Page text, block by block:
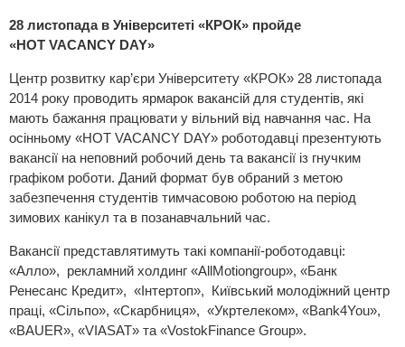
28 листопада в Університеті «КРОК» пройде
«HOT VACANCY DAY»
Центр розвитку кар’єри Університету «КРОК» 28 листопада
2014 року проводить ярмарок вакансій для студентів, які
мають бажання працювати у вільний від навчання час. На
осінньому «HOT VACANCY DAY» роботодавці презентують
вакансії на неповний робочий день та вакансії із гнучким
графіком роботи. Даний формат був обраний з метою
забезпечення студентів тимчасовою роботою на період
зимових канікул та в позанавчальний час.
Вакансії представлятимуть такі компанії-роботодавці:
«Алло», рекламний холдинг «AllMotiongroup», «Банк
Ренесанс Кредит», «Інтертоп», Київський молодіжний центр
праці, «Сільпо», «Скарбниця», «Укртелеком», «Bank4You»,
«BAUER», «VIASAT» та «VostokFinance Group».